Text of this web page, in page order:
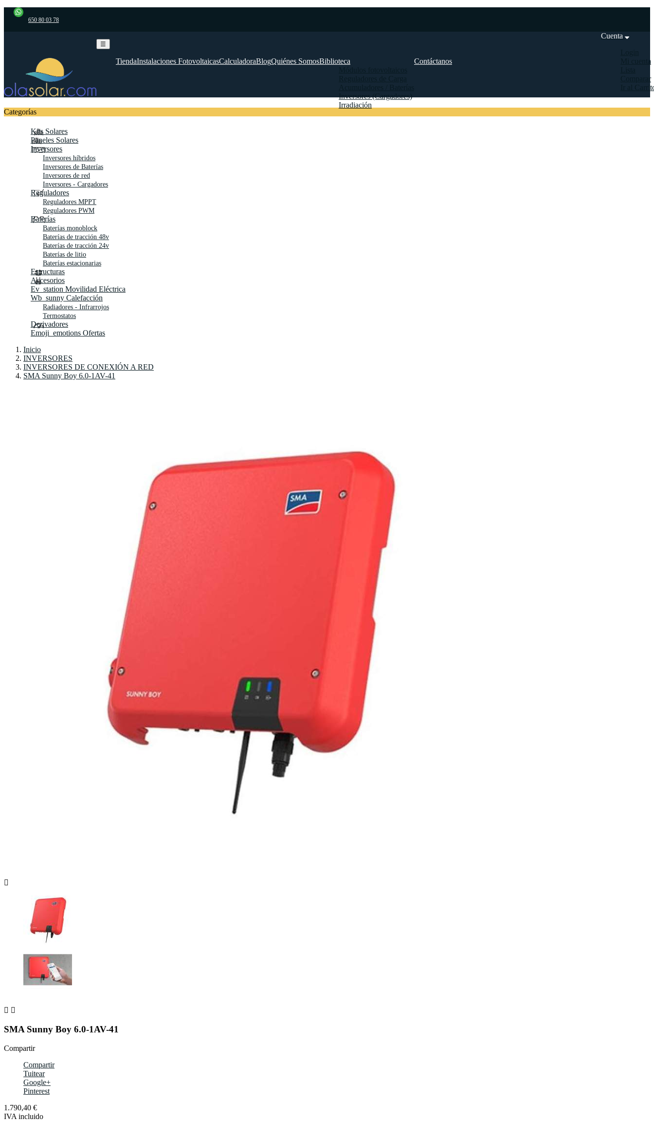
650 80 03 78
Cuenta
Mi cuenta
Comparar
Ir al
Navegación
de
palanca
☰
TiendaInstalaciones FotovoltaicasCalculadoraBlogQuiénes SomosBiblioteca
Inversores (Cargadores)
Irradiación
Contáctanos
Categorías
Kits Solares
Paneles Solares
Inversores
Inversores híbridos
Inversores de Baterías
Inversores de red
Inversores - Cargadores
Reguladores
Reguladores MPPT
Reguladores PWM
Baterías
Baterías monoblock
Baterías de tracción 48v
Baterías de tracción 24v
Baterías de litio
Baterías estacionarias
Estructuras
Accesorios
Ev_station Movilidad Eléctrica
Wb_sunny Calefacción
Radiadores - Infrarrojos
Termostatos
Derivadores
Emoji_emotions Ofertas
Inicio
INVERSORES
INVERSORES DE CONEXIÓN A RED
SMA Sunny Boy 6.0-1AV-41

 
SMA Sunny Boy 6.0-1AV-41
Compartir
Compartir
Tuitear
Google+
Pinterest
1.790,40 €
IVA incluido